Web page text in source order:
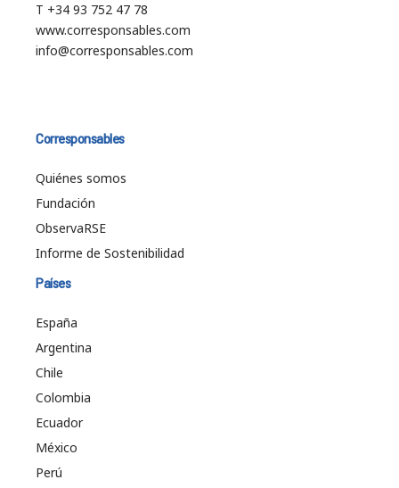
T +34 93 752 47 78
www.corresponsables.com
info@corresponsables.com
Corresponsables
Quiénes somos
Fundación
ObservaRSE
Informe de Sostenibilidad
Países
España
Argentina
Chile
Colombia
Ecuador
México
Perú